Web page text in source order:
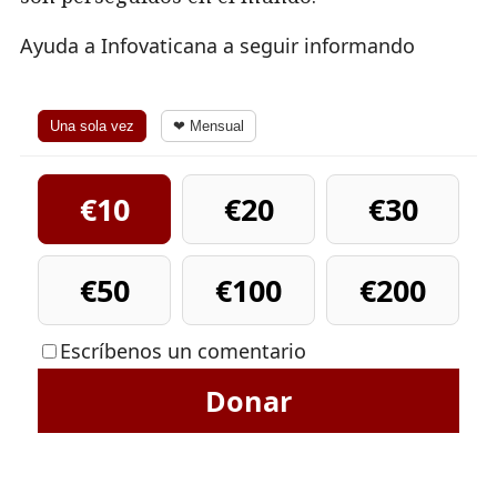
Ayuda a Infovaticana a seguir informando
Una sola vez ❤ Mensual
€10 €20
€30
€50
€100 €200
Escríbenos un comentario
Donar